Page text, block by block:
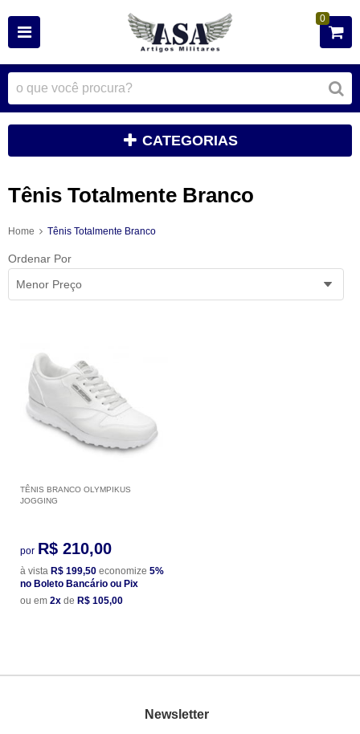
0
CATEGORIAS
Tênis Totalmente Branco
Home Tênis Totalmente Branco
Ordenar Por
Menor Preço
TÊNIS BRANCO OLYMPIKUS
JOGGING
por R$ 210,00
à vista R$ 199,50 economize 5%
no Boleto Bancário ou Pix
ou em 2x de R$ 105,00
Newsletter